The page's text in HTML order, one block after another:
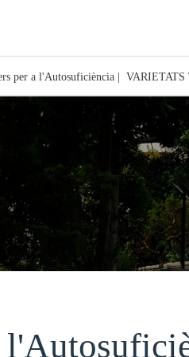
per a l'Autosuficiència |